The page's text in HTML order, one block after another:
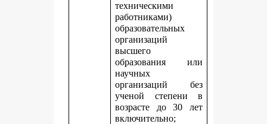
техническими
работниками)
образовательных
организаций
высшего
образования или
научных
организаций без
ученой степени в
возрасте до 30 лет
включительно;